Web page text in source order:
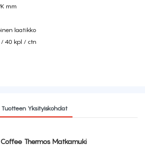
mm
laatikko
40 kpl / ctn
Tuotteen Yksityiskohdat
Thermos Matkamuki